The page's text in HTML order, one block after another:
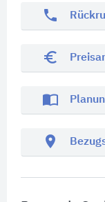
phone
euro_symbol
import_contacts
location_on